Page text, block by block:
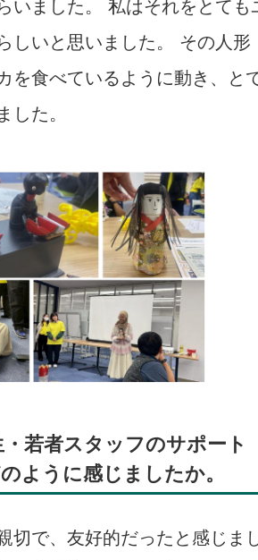
いました。 私はそれをとても
しいと思いました。 その人形
を食べているように動き、と
した。
若者スタッフのサポート
ように感じましたか。
切で、友好的だったと感じま